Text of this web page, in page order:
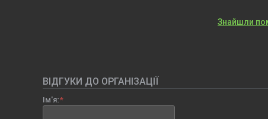
Знайшли
ВІДГУКИ ДО ОРГАНІЗАЦІЇ
Ім'я: